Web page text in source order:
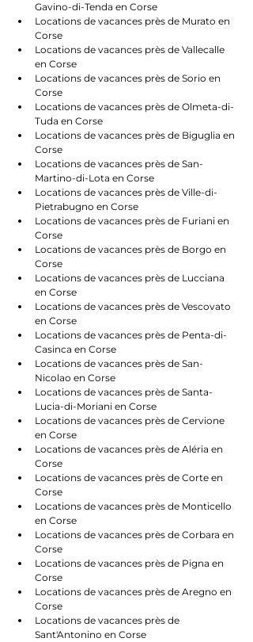
Gavino-di-Tenda en Corse
Locations de vacances près de Murato en
Corse
Locations de vacances près de Vallecalle
en Corse
Locations de vacances près de Sorio en
Corse
Locations de vacances près de Olmeta-di-
Tuda en Corse
Locations de vacances près de Biguglia en
Corse
Locations de vacances près de San-
Martino-di-Lota en Corse
Locations de vacances près de Ville-di-
Pietrabugno en Corse
Locations de vacances près de Furiani en
Corse
Locations de vacances près de Borgo en
Corse
Locations de vacances près de Lucciana
en Corse
Locations de vacances près de Vescovato
en Corse
Locations de vacances près de Penta-di-
Casinca en Corse
Locations de vacances près de San-
Nicolao en Corse
Locations de vacances près de Santa-
Lucia-di-Moriani en Corse
Locations de vacances près de Cervione
en Corse
Locations de vacances près de Aléria en
Corse
Locations de vacances près de Corte en
Corse
Locations de vacances près de Monticello
en Corse
Locations de vacances près de Corbara en
Corse
Locations de vacances près de Pigna en
Corse
Locations de vacances près de Aregno en
Corse
Locations de vacances près de
Sant'Antonino en Corse